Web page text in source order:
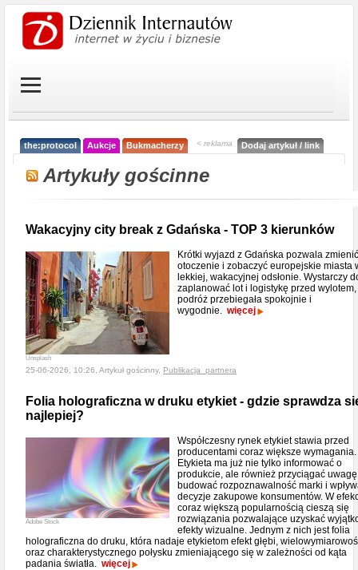
the:protocol Aukcje Bukmacherzy < reklama Dodaj artykuł / link
Artykuły gościnne
Wakacyjny city break z Gdańska - TOP 3 kierunków
Unsplash
Krótki wyjazd z Gdańska pozwala zmienić
otoczenie i zobaczyć europejskie miasta
lekkiej, wakacyjnej odsłonie. Wystarczy
zaplanować lot i logistykę przed
podróż przebiegała spokojnie i
wygodnie. więcej
25-06-2026, 10:26, Artykuł gościnny, Publikacja_partnera
Folia holograficzna w druku etykiet - gdzie sprawdza
najlepiej?
Adobe Stock
Współczesny rynek etykiet stawia przed
producentami coraz większe wymagania.
Etykieta ma już nie tylko informować o
produkcie, ale również przyciągać
budować rozpoznawalność marki i
decyzje zakupowe konsumentów. W
coraz większą popularnością cieszą się
rozwiązania pozwalające uzyskać
efekty wizualne. Jednym z nich jest folia
holograficzna do druku, która nadaje etykietom efekt głębi,
oraz charakterystycznego połysku zmieniającego się w zależności od kąta
padania światła. więcej